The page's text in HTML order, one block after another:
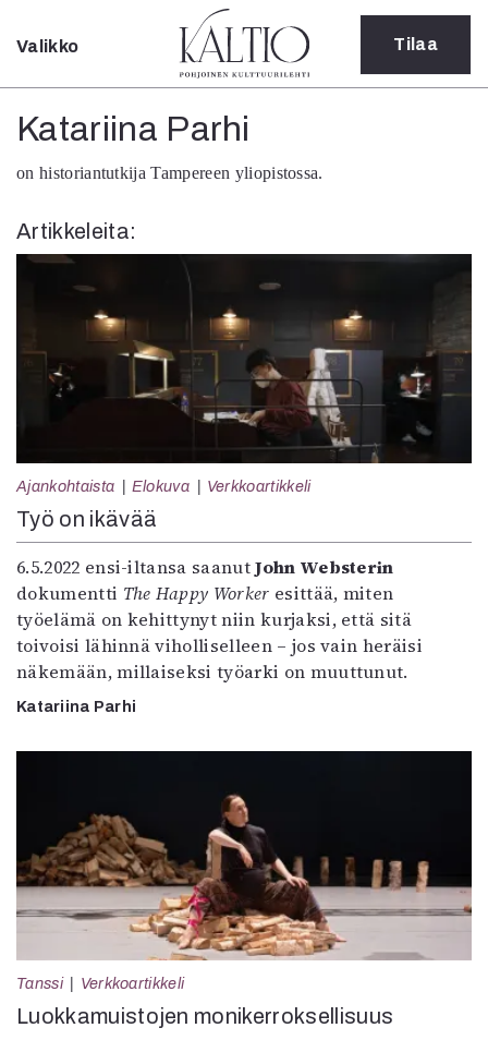
Sulje
Kategoriat
Teatteri
Sarjakuva
Sámegillii
Pääkirjoitus
Paperilehdestä
Oulu2026
Näyttelyt
Musiikki
Levyt
Kuvataide
Kirjat
Esitystaide
Arkisto
Lehdet
4/2026
6/2025
5/2025
Lehtiarkisto
Info
Tilaus ja irtonumerot
Yhteistyössä
Kaltio ry
Valikko Tilaa
Katariina Parhi
on historiantutkija Tampereen yliopistossa.
Artikkeleita:
Ajankohtaista Elokuva Verkkoartikkeli
Työ on ikävää
6.5.2022 ensi-iltansa saanutJohn Websterin
dokumentti The Happy Worker esittää, miten
työelämä on kehittynyt niin kurjaksi, että sitä
toivoisi lähinnä viholliselleen – jos vain heräisi
näkemään, millaiseksi työarki on muuttunut.
Katariina Parhi
Tanssi Verkkoartikkeli
Luokkamuistojen monikerroksellisuus